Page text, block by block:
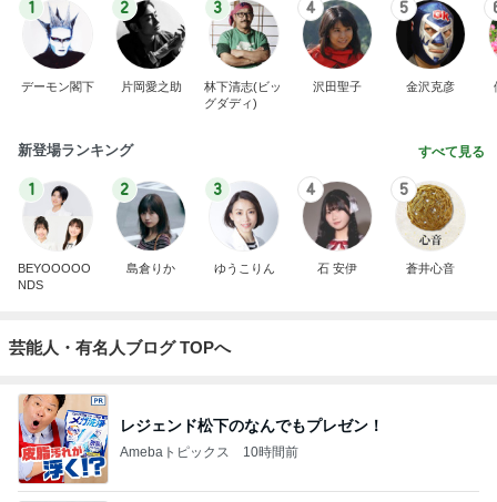
1
デーモン閣下
2
片岡愛之助
3
林下清志(ビッ
グダディ)
4
沢田聖子
5
金沢克彦
新登場ランキング すべて見る
1
BEYOOOOO
NDS
2
島倉りか
3
ゆうこりん
4
石 安伊
5
蒼井心音
芸能人・有名人ブログ TOPへ
レジェンド松下のなんでもプレゼン！
Amebaトピックス 10時間前